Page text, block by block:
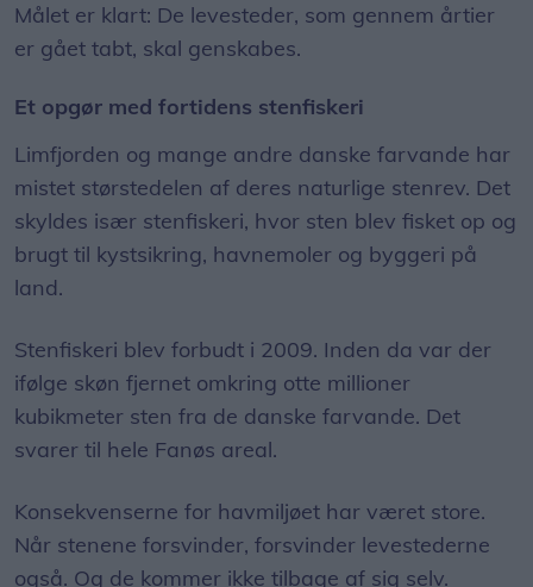
Målet er klart: De levesteder, som gennem årtier
er gået tabt, skal genskabes.
Et opgør med fortidens stenfiskeri
Limfjorden og mange andre danske farvande har
mistet størstedelen af deres naturlige stenrev. Det
skyldes især stenfiskeri, hvor sten blev fisket op og
brugt til kystsikring, havnemoler og byggeri på
land.
Stenfiskeri blev forbudt i 2009. Inden da var der
ifølge skøn fjernet omkring otte millioner
kubikmeter sten fra de danske farvande. Det
svarer til hele Fanøs areal.
Konsekvenserne for havmiljøet har været store.
Når stenene forsvinder, forsvinder levestederne
også. Og de kommer ikke tilbage af sig selv.